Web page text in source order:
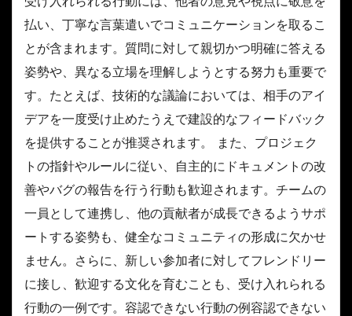
払い、丁寧な言葉遣いでコミュニケーションを取るこ
とが含まれます。質問に対して親切かつ明確に答える
姿勢や、異なる立場を理解しようとする努力も重要で
す。たとえば、技術的な議論においては、相手のアイ
デアを一度受け止めたうえで建設的なフィードバック
を提供することが推奨されます。 また、プロジェク
トの指針やルールに従い、自主的にドキュメントの改
善やバグの報告を行う行動も歓迎されます。チームの
一員として連携し、他の貢献者が成長できるようサポ
ートする姿勢も、健全なコミュニティの形成に欠かせ
ません。さらに、新しい参加者に対してフレンドリー
に接し、歓迎する文化を育むことも、受け入れられる
行動の一例です。容認できない行動の例容認できない